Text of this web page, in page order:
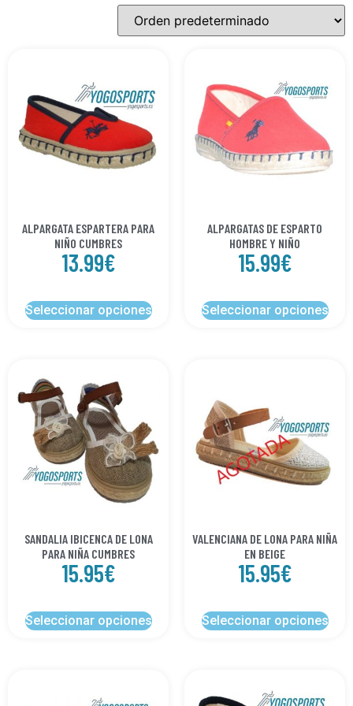
ALPARGATA ESPARTERA PARA
NIÑO CUMBRES
13.99€
Seleccionar opciones
ALPARGATAS DE ESPARTO
HOMBRE Y NIÑO
15.99€
Seleccionar opciones
SANDALIA IBICENCA DE LONA
PARA NIÑA CUMBRES
15.95€
Seleccionar opciones
VALENCIANA DE LONA PARA NIÑA
EN BEIGE
15.95€
Seleccionar opciones